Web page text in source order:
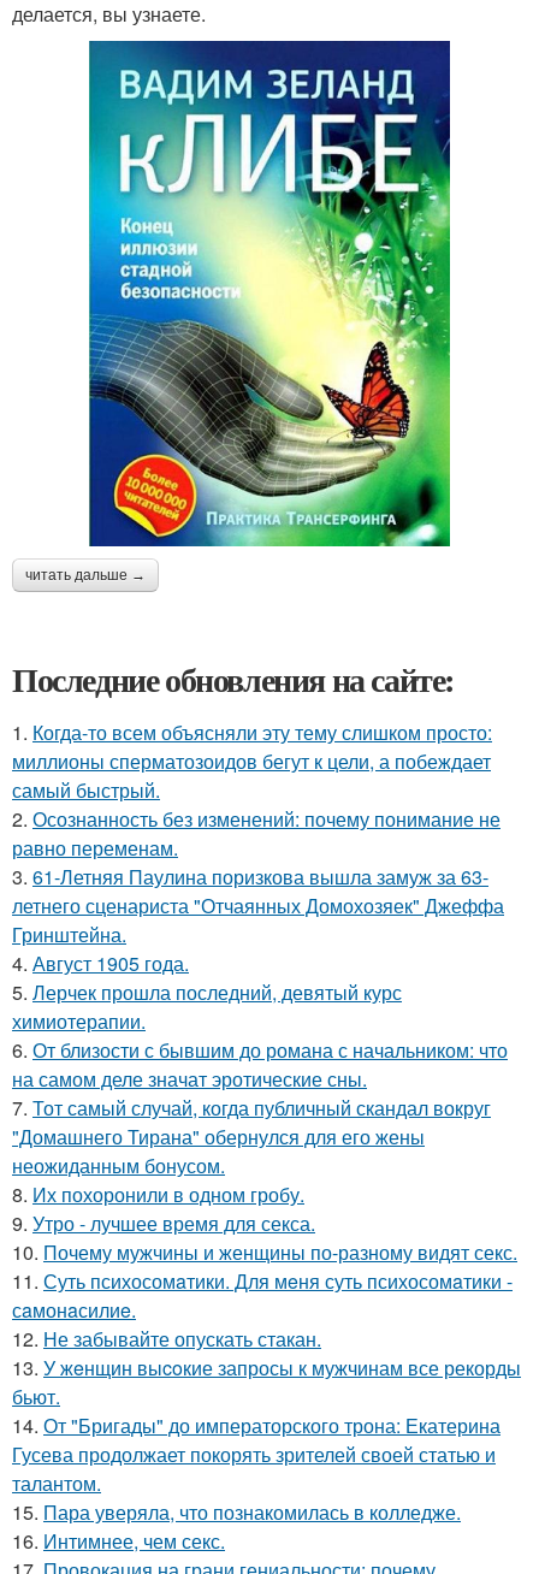
делается, вы узнаете.
читать дальше →
Последние обновления на сайте:
1. Когда-то всем объясняли эту тему слишком просто:
миллионы сперматозоидов бегут к цели, а побеждает
самый быстрый.
2. Осознанность без изменений: почему понимание не
равно переменам.
3. 61-Летняя Паулина поризкова вышла замуж за 63-
летнего сценариста "Отчаянных Домохозяек" Джеффа
Гринштейна.
4. Август 1905 года.
5. Лерчек прошла последний, девятый курс
химиотерапии.
6. От близости с бывшим до романа с начальником: что
на самом деле значат эротические сны.
7. Тот самый случай, когда публичный скандал вокруг
"Домашнего Тирана" обернулся для его жены
неожиданным бонусом.
8. Их похоронили в одном гробу.
9. Утро - лучшее время для секса.
10. Почему мужчины и женщины по-разному видят секс.
11. Суть психосомaтики. Для мeня суть психосомaтики -
сaмонaсилиe.
12. Не забывайте опускать стакан.
13. У жeнщин выcoкие запросы к мужчинам все рекорды
бьют.
14. От "Бригады" до императорского трона: Екатерина
Гусева продолжает покорять зрителей своей статью и
талантом.
15. Пара уверяла, что познакомилась в колледже.
16. Интимнее, чем секс.